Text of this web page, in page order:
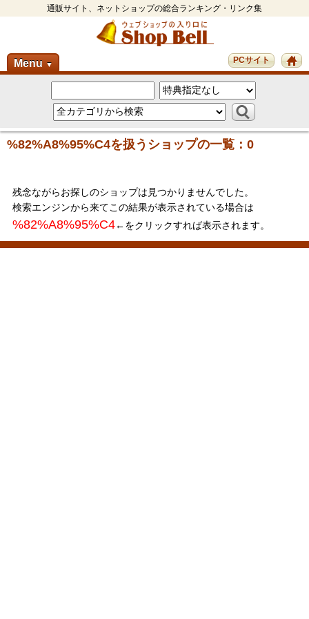
通販サイト、ネットショップの総合ランキング・リンク集
Menu ▼ PCサイト
%82%A8%95%C4を扱うショップの一覧：0
残念ながらお探しのショップは見つかりませんでした。
検索エンジンから来てこの結果が表示されている場合は
%82%A8%95%C4←をクリックすれば表示されます。